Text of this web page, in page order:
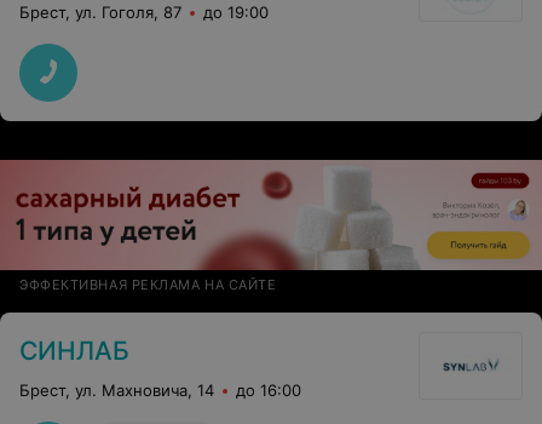
Брест, ул. Гоголя, 87 до 19:00
ЭФФЕКТИВНАЯ РЕКЛАМА НА САЙТЕ
СИНЛАБ
Брест, ул. Махновича, 14 до 16:00